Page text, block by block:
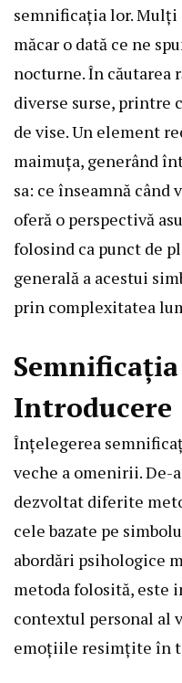
semnificația lor.
măcar o dată ce ne
nocturne. În căutarea
diverse surse, printre
de vise. Un element
maimuța, generând
sa: ce înseamnă
oferă o perspectivă
folosind ca punct de
generală a acestui
prin complexitatea
Introducere
Înțelegerea
veche a omenirii. De-
dezvoltat diferite
cele bazate pe
abordări psihologice
metoda folosită, este
contextul personal al
emoțiile resimțite în